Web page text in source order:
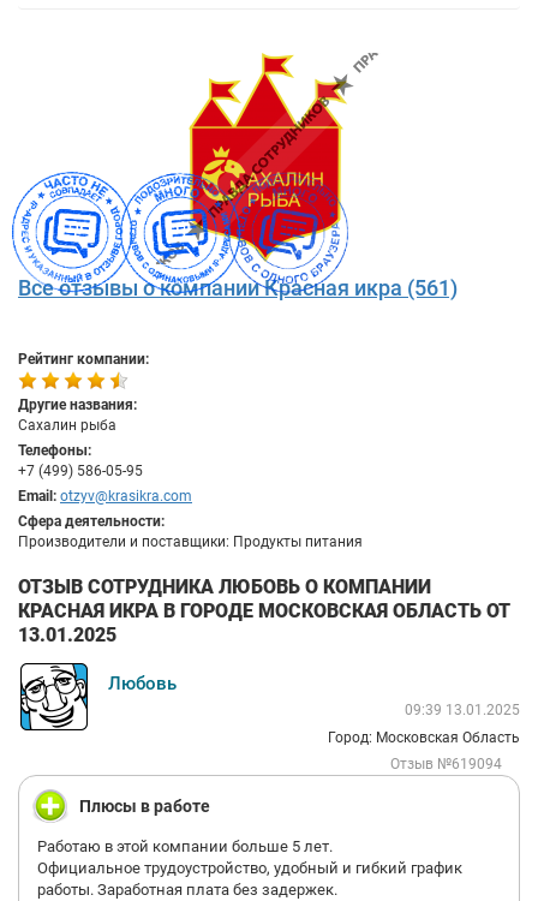
Все отзывы о компании Красная икра (561)
Рейтинг компании:
Другие названия:
Сахалин рыба
Телефоны:
+7 (499) 586-05-95
Email: otzyv@krasikra.com
Сфера деятельности:
Производители и поставщики: Продукты питания
ОТЗЫВ СОТРУДНИКА ЛЮБОВЬ О КОМПАНИИ
КРАСНАЯ ИКРА В ГОРОДЕ МОСКОВСКАЯ ОБЛАСТЬ ОТ
13.01.2025
Любовь
09:39 13.01.2025
Город: Московская Область
Отзыв №619094
Плюсы в работе
Работаю в этой компании больше 5 лет.
Официальное трудоустройство, удобный и гибкий график
работы. Заработная плата без задержек.